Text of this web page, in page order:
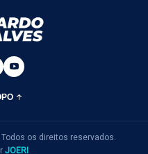
os direitos reservados.
JOERI